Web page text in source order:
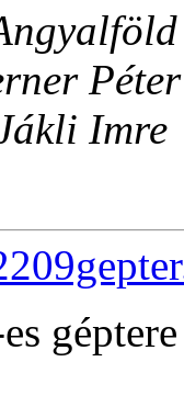
Péter
Imre